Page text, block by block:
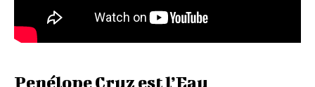
Penélope Cruz est l’Eau